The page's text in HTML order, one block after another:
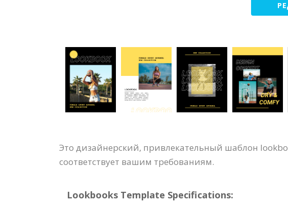
Это дизайнерский, привлекательный шаблон
соответствует вашим требованиям.
Lookbooks Template Specifications: